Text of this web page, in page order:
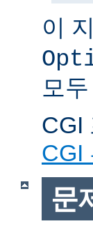
이
모
CGI
CGI
문